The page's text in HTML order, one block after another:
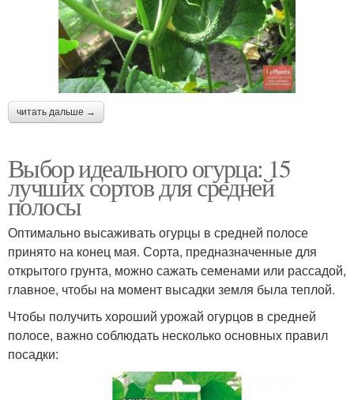
читать дальше →
Выбор идеального огурца: 15
лучших сортов для средней
полосы
Оптимально высаживать огурцы в средней полосе
принято на конец мая. Сорта, предназначенные для
открытого грунта, можно сажать семенами или рассадой,
главное, чтобы на момент высадки земля была теплой.
Чтобы получить хороший урожай огурцов в средней
полосе, важно соблюдать несколько основных правил
посадки: